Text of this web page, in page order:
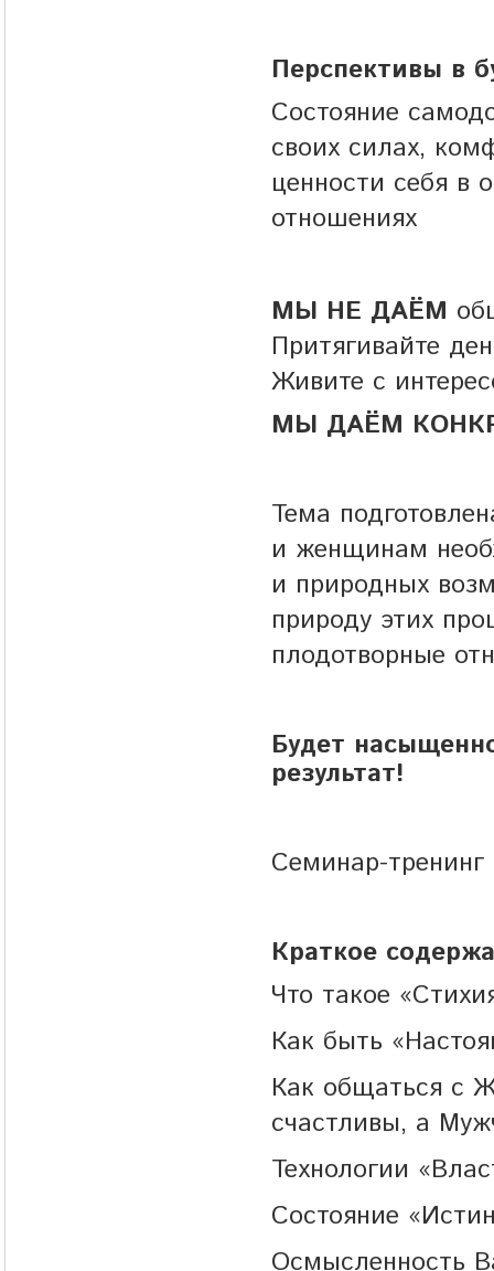
Перспективы в
Состояние
своих силах,
ценности себя
отношениях
МЫ НЕ ДАЁМ
Притягивайте
Живите с
МЫ ДАЁМ
Тема
и женщинам
и природных
природу этих
плодотворные
Будет
результат!
Семинар-
Краткое
Что такое
Как быть
Как общаться с
счастливы, а
Технологии
Состояние
Осмысленность